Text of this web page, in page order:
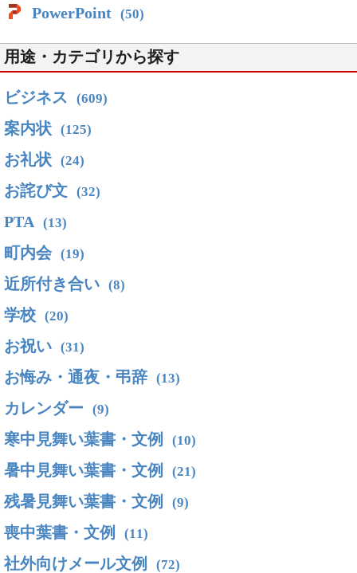
PowerPoint (50)
用途・カテゴリから探す
ビジネス (609)
案内状 (125)
お礼状 (24)
お詫び文 (32)
PTA (13)
町内会 (19)
近所付き合い (8)
学校 (20)
お祝い (31)
お悔み・通夜・弔辞 (13)
カレンダー (9)
寒中見舞い葉書・文例 (10)
暑中見舞い葉書・文例 (21)
残暑見舞い葉書・文例 (9)
喪中葉書・文例 (11)
社外向けメール文例 (72)